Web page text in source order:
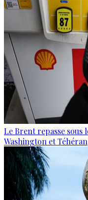
Le Brent repasse sous
Washington et Téhéran